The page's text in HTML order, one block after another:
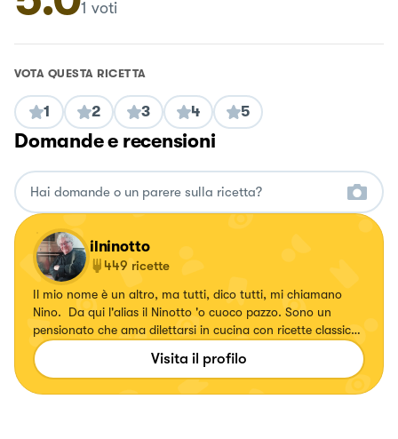
1 voti
VOTA QUESTA RICETTA
1 2 3 4 5
Domande e recensioni
ilninotto
449 ricette
Il mio nome è un altro, ma tutti, dico tutti, mi chiamano
Nino. Da qui l'alias il Ninotto 'o cuoco pazzo. Sono un
pensionato che ama dilettarsi in cucina con ricette classiche
e quasi sempre della tradizione campana, ma che ama
soprattutto mangiare cose buone. Ho tre vizietti culinari:
amo contaminare e trasformare ricette classiche e farle a
Visita il profilo